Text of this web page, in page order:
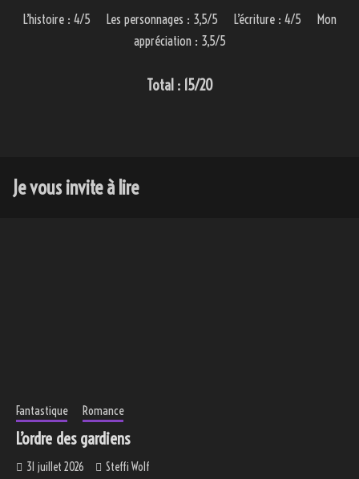
L’histoire : 4/5 Les personnages : 3,5/5 L’écriture : 4/5 Mon
appréciation : 3,5/5
Total : 15/20
Je vous invite à lire
Fantastique Romance
L’ordre des gardiens
31 juillet 2026 Steffi Wolf